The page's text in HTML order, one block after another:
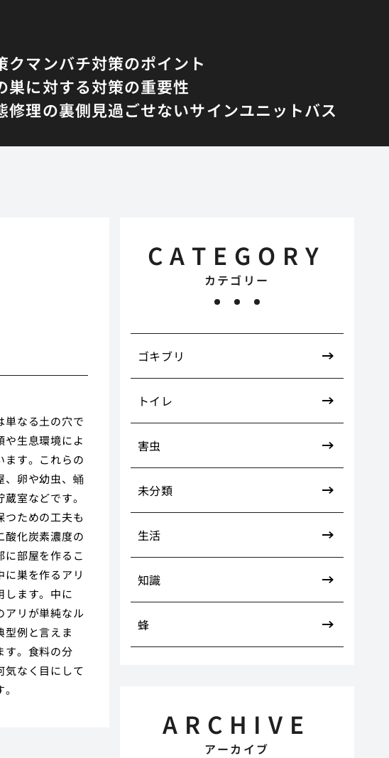
クマンバチ対策のポイント
巣に対する対策の重要性
修理の裏側見過ごせないサインユニットバス
単なる土の穴で
や生息環境によ
ます。これらの
、卵や幼虫、蛹
室などです。
つための工夫も
酸化炭素濃度の
に部屋を作るこ
巣を作るアリ
します。中に
アリが単純なル
型例と言えま
す。食料の分
気なく目にして
CATEGORY
カテゴリー
ゴキブリ
トイレ
害虫
未分類
生活
知識
蜂
ARCHIVE
アーカイブ